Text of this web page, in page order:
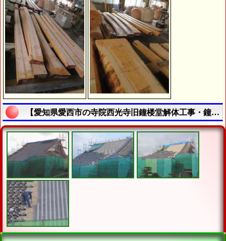
【愛知県愛西市の寺院西光寺旧鐘楼堂解体工事・鐘楼堂新築工事 - 令和７年２月-３月 | 寺院・お寺の建築工事履歴写真】の説明終了